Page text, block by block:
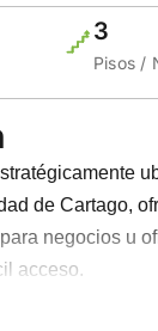
3
Pisos /
de Cartago,
negocios u
acceso.
distribuidos